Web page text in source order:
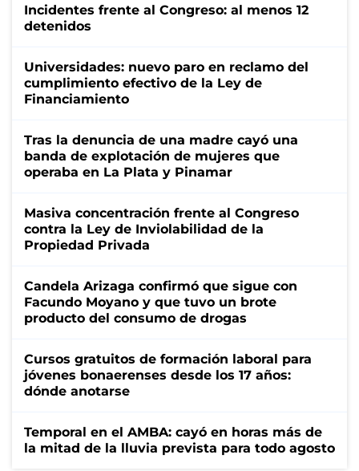
Incidentes frente al Congreso: al menos 12
detenidos
Universidades: nuevo paro en reclamo del
cumplimiento efectivo de la Ley de
Financiamiento
Tras la denuncia de una madre cayó una
banda de explotación de mujeres que
operaba en La Plata y Pinamar
Masiva concentración frente al Congreso
contra la Ley de Inviolabilidad de la
Propiedad Privada
Candela Arizaga confirmó que sigue con
Facundo Moyano y que tuvo un brote
producto del consumo de drogas
Cursos gratuitos de formación laboral para
jóvenes bonaerenses desde los 17 años:
dónde anotarse
Temporal en el AMBA: cayó en horas más de
la mitad de la lluvia prevista para todo agosto